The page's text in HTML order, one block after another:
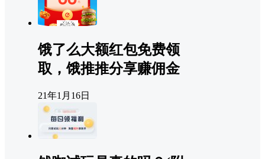
饿了么大额红包免费领
取，饿推推分享赚佣金
21年1月16日